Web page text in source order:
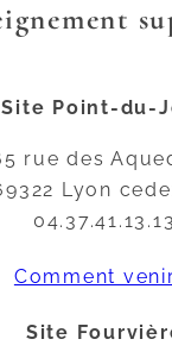
Site Point-du-
rue des
Lyon
04.37.41.13.13
Comment
Site